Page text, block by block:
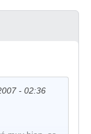
- 02:36